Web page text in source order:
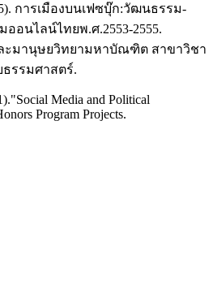
การเมืองบนเฟซบุ๊ก:วัฒนธรรม-
อนไลน์ไทยพ.ศ.2553-2555.
ะมานุษยวิทยามหาบัณฑิต สาขาวิชา
รรมศาสตร์.
Media and Political
Program Projects.